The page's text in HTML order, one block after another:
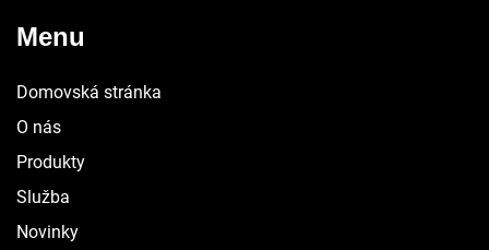
Menu
Domovská stránka
O nás
Produkty
Služba
Novinky